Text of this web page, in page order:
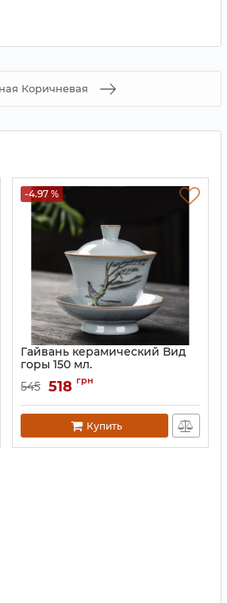
Коричневая
-4.97 %
Гайвань керамический Вид
горы 150 мл.
Артикул: 9200433
545 518 грн
Купить